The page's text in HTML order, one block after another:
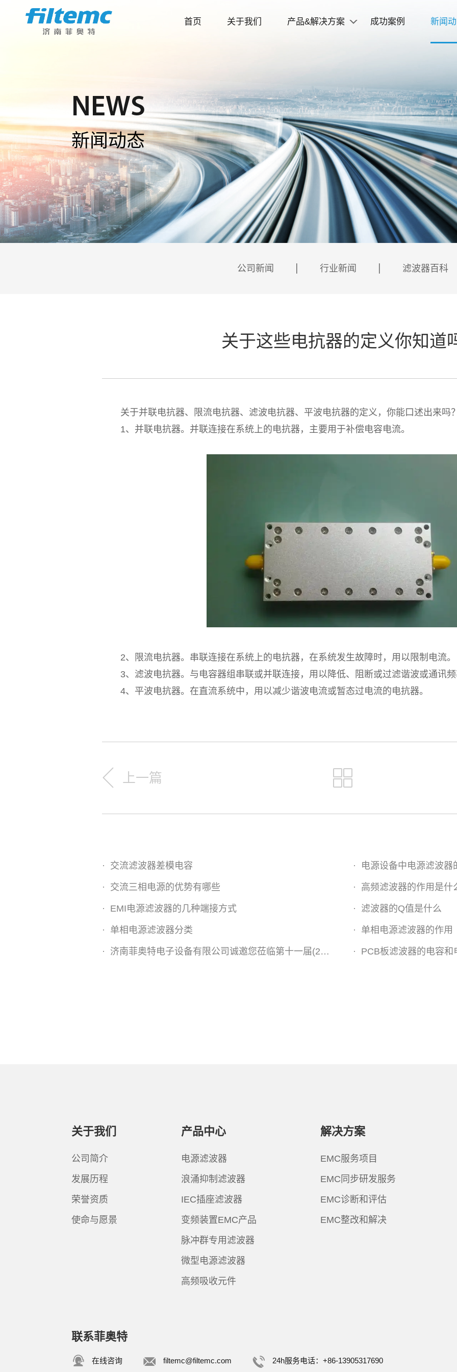
首页 关于我们 产品&解决方案 成功案例 新闻
NEWS
新闻动态
公司新闻 行业新闻 滤波器百科
关于这些电抗器的定义你知道
关于并联电抗器、限流电抗器、滤波电抗器、平波电抗器的定义，你能口述出来吗
1、并联电抗器。并联连接在系统上的电抗器，主要用于补偿电容电流。
2、限流电抗器。串联连接在系统上的电抗器，在系统发生故障时，用以限制电流。
3、滤波电抗器。与电容器组串联或并联连接，用以降低、阻断或过滤谐波或通讯
4、平波电抗器。在直流系统中，用以减少谐波电流或暂态过电流的电抗器。
上一篇
· 交流滤波器差模电容 · 电源设备中电源滤波器
· 交流三相电源的优势有哪些 · 高频滤波器的作用是什
· EMI电源滤波器的几种端接方式 · 滤波器的Q值是什么
· 单相电源滤波器分类 · 单相电源滤波器的作用
· 济南菲奥特电子设备有限公司诚邀您莅临第十一届(2025)国际储能和电池 技术及装备(上海)大会暨展览会 · PCB板滤波器的电容和
关于我们
公司简介
发展历程
荣誉资质
使命与愿景
产品中心
电源滤波器
浪涌抑制滤波器
IEC插座滤波器
变频装置EMC产品
脉冲群专用滤波器
微型电源滤波器
高频吸收元件
解决方案
EMC服务项目
EMC同步研发服务
EMC诊断和评估
EMC整改和解决
联系菲奥特
在线咨询 filtemc@filtemc.com 24h服务电话：+86-13905317690